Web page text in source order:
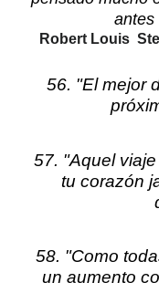
antes
Robert Louis
56. "El mejor
57. "Aquel
tu corazón
58. "Como
un aumento